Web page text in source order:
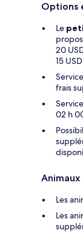
Options
Le
20
15
frais
02 h
Les
Les